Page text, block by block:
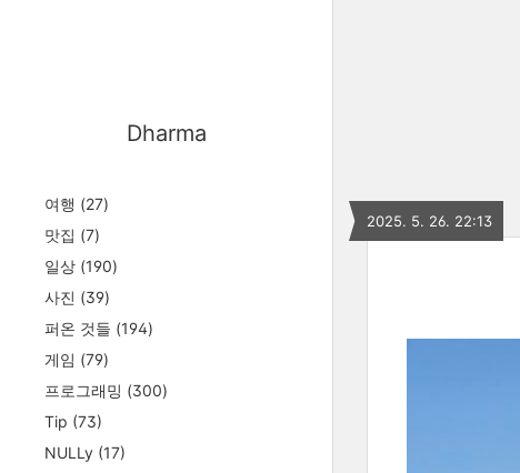
Dharma
여행 (27)
맛집 (7)
일상 (190)
사진 (39)
퍼온 것들 (194)
게임 (79)
프로그래밍 (300)
Tip (73)
NULLy (17)
2025. 5. 26. 22:13